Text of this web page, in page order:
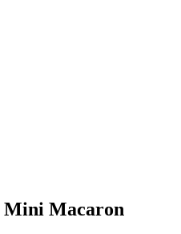
Mini Macaron